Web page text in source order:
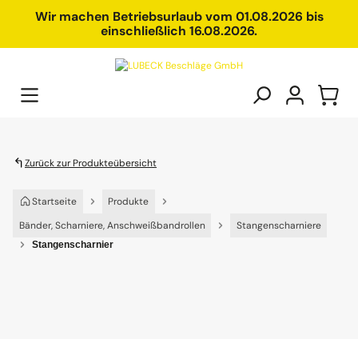
springenWir machen Betriebsurlaub vom 01.08.2026 bis
einschließlich 16.08.2026.
Zurück zur Produkteübersicht
Startseite
Produkte
Bänder, Scharniere, Anschweißbandrollen
Stangenscharniere
Stangenscharnier